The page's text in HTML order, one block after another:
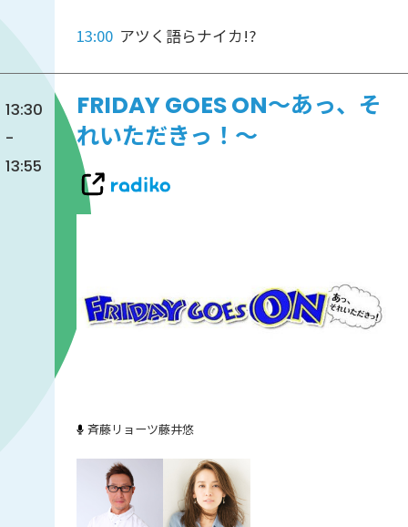
13:00 アツく語らナイカ!?
13:30
-
13:55
FRIDAY GOES ON～あっ、そ
れいただきっ！～
斉藤リョーツ藤井悠